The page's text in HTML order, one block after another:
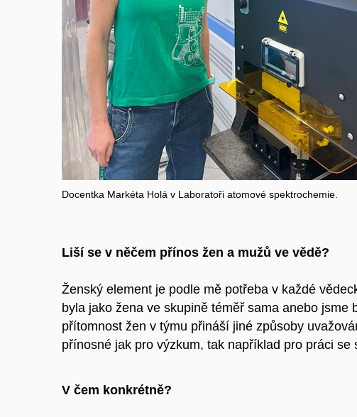
Docentka Markéta Holá v Laboratoři atomové spektrochemie.
Liší se v něčem přínos žen a mužů ve vědě?
Ženský element je podle mě potřeba v každé
byla jako žena ve skupině téměř sama anebo jsme
přítomnost žen v týmu přináší jiné způsoby
přínosné jak pro výzkum, tak například pro práci se
V čem konkrétně?